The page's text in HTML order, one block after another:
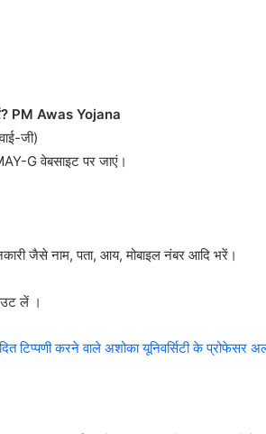
PM Awas Yojana
जी)
G वेबसाइट पर जाएं।
जैसे नाम, पता, आय, मोबाइल नंबर आदि भरें।
लें ।
टिप्पणी करने वाले अशोका यूनिवर्सिटी के प्रोफेसर